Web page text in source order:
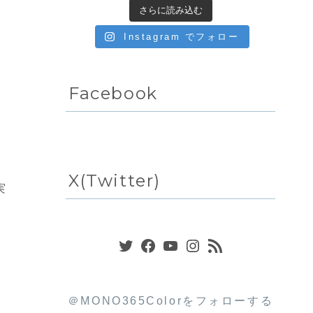
さらに読み込む
Instagram でフォロー
Facebook
X(Twitter)
Twitter
Facebook
YouTube
Instagram
＠MONO365Colorをフォローする